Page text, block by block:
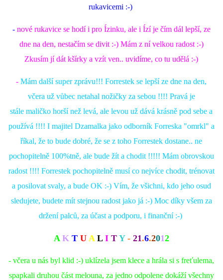
rukavicemi :-)
- nové rukavice se hodí i pro Ízinku, ale i Ízí je čím dál lepší, ze
dne na den, nestačím se divit :-) Mám z ní velkou radost :-)
Zkusím jí dát kšírky a vzít ven.. uvidíme, co tu udělá :-)
- Mám další super zprávu!!! Forrestek se lepší ze dne na den,
včera už vůbec netahal nožičky za sebou !!!! Pravá je
stále maličko horší než levá, ale levou už dává krásně pod sebe a
používá !!!! I majitel Dzamalka jako odborník Forreska "omrkl" a
říkal, že to bude dobré, že se z toho Forrestek dostane.. ne
pochopitelně 100%tně, ale bude žít a chodit !!!!! Mám obrovskou
radost !!!! Forrestek pochopitelně musí co nejvíce chodit, trénovat
a posilovat svaly, a bude OK :-) Vím, že všichni, kdo jeho osud
sledujete, budete mít stejnou radost jako já :-) Moc díky všem za
držení palců, za účast a podporu, i finanční :-)
AK T U A L I T Y- 21.6.2012
- včera u nás byl klid :-) uklízela jsem klece a hrála si s freťulema,
spapkali druhou část melouna, za jedno odpolene dokáží všechny